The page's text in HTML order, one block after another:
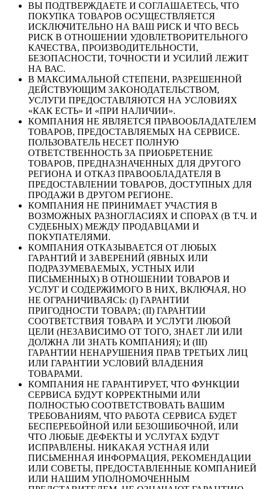
ВЫ ПОДТВЕРЖДАЕТЕ И СОГЛАШАЕТЕСЬ, ЧТО
ПОКУПКА ТОВАРОВ ОСУЩЕСТВЛЯЕТСЯ
ИСКЛЮЧИТЕЛЬНО НА ВАШ РИСК И ЧТО ВЕСЬ
РИСК В ОТНОШЕНИИ УДОВЛЕТВОРИТЕЛЬНОГО
КАЧЕСТВА, ПРОИЗВОДИТЕЛЬНОСТИ,
БЕЗОПАСНОСТИ, ТОЧНОСТИ И УСИЛИЙ ЛЕЖИТ
НА ВАС.
В МАКСИМАЛЬНОЙ СТЕПЕНИ, РАЗРЕШЕННОЙ
ДЕЙСТВУЮЩИМ ЗАКОНОДАТЕЛЬСТВОМ,
УСЛУГИ ПРЕДОСТАВЛЯЮТСЯ НА УСЛОВИЯХ
«КАК ЕСТЬ» И «ПРИ НАЛИЧИИ».
КОМПАНИЯ НЕ ЯВЛЯЕТСЯ ПРАВООБЛАДАТЕЛЕМ
ТОВАРОВ, ПРЕДОСТАВЛЯЕМЫХ НА СЕРВИСЕ.
ПОЛЬЗОВАТЕЛЬ НЕСЕТ ПОЛНУЮ
ОТВЕТСТВЕННОСТЬ ЗА ПРИОБРЕТЕНИЕ
ТОВАРОВ, ПРЕДНАЗНАЧЕННЫХ ДЛЯ ДРУГОГО
РЕГИОНА И ОТКАЗ ПРАВООБЛАДАТЕЛЯ В
ПРЕДОСТАВЛЕНИИ ТОВАРОВ, ДОСТУПНЫХ ДЛЯ
ПРОДАЖИ В ДРУГОМ РЕГИОНЕ.
КОМПАНИЯ НЕ ПРИНИМАЕТ УЧАСТИЯ В
ВОЗМОЖНЫХ РАЗНОГЛАСИЯХ И СПОРАХ (В Т.Ч. И
СУДЕБНЫХ) МЕЖДУ ПРОДАВЦАМИ И
ПОКУПАТЕЛЯМИ.
КОМПАНИЯ ОТКАЗЫВАЕТСЯ ОТ ЛЮБЫХ
ГАРАНТИЙ И ЗАВЕРЕНИЙ (ЯВНЫХ ИЛИ
ПОДРАЗУМЕВАЕМЫХ, УСТНЫХ ИЛИ
ПИСЬМЕННЫХ) В ОТНОШЕНИИ ТОВАРОВ И
УСЛУГ И СОДЕРЖИМОГО В НИХ, ВКЛЮЧАЯ, НО
НЕ ОГРАНИЧИВАЯСЬ: (I) ГАРАНТИИ
ПРИГОДНОСТИ ТОВАРА; (II) ГАРАНТИИ
СООТВЕТСТВИЯ ТОВАРА И УСЛУГИ ЛЮБОЙ
ЦЕЛИ (НЕЗАВИСИМО ОТ ТОГО, ЗНАЕТ ЛИ ИЛИ
ДОЛЖНА ЛИ ЗНАТЬ КОМПАНИЯ); И (III)
ГАРАНТИИ НЕНАРУШЕНИЯ ПРАВ ТРЕТЬИХ ЛИЦ
ИЛИ ГАРАНТИИ УСЛОВИЙ ВЛАДЕНИЯ
ТОВАРАМИ.
КОМПАНИЯ НЕ ГАРАНТИРУЕТ, ЧТО ФУНКЦИИ
СЕРВИСА БУДУТ КОРРЕКТНЫМИ ИЛИ
ПОЛНОСТЬЮ СООТВЕТСТВОВАТЬ ВАШИМ
ТРЕБОВАНИЯМ, ЧТО РАБОТА СЕРВИСА БУДЕТ
БЕСПЕРЕБОЙНОЙ ИЛИ БЕЗОШИБОЧНОЙ, ИЛИ
ЧТО ЛЮБЫЕ ДЕФЕКТЫ И УСЛУГАХ БУДУТ
ИСПРАВЛЕНЫ. НИКАКАЯ УСТНАЯ ИЛИ
ПИСЬМЕННАЯ ИНФОРМАЦИЯ, РЕКОМЕНДАЦИИ
ИЛИ СОВЕТЫ, ПРЕДОСТАВЛЕННЫЕ КОМПАНИЕЙ
ИЛИ НАШИМ УПОЛНОМОЧЕННЫМ